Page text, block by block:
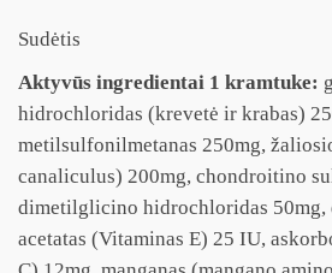
Sudėtis
Aktyvūs ingredientai 1 kramtuke:
hidrochloridas (krevetė ir krabas)
metilsulfonilmetanas 250mg,
canaliculus) 200mg, chondroitino
dimetilglicino hidrochloridas
acetatas (Vitaminas E) 25 IU,